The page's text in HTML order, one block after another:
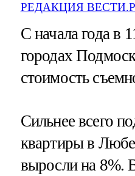
РЕДАКЦИЯ
С начала года в
городах
стоимость
Сильнее всего
квартиры в
выросли на 8%.